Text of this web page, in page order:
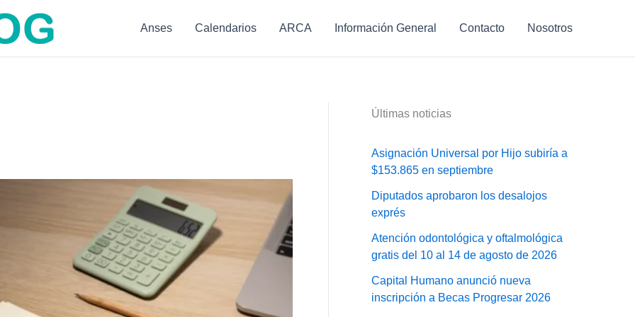
Anses Calendarios ARCA Información General Contacto Nosotros
Últimas noticias
Asignación Universal por Hijo subiría a
$153.865 en septiembre
Diputados aprobaron los desalojos
exprés
Atención odontológica y oftalmológica
gratis del 10 al 14 de agosto de 2026
Capital Humano anunció nueva
inscripción a Becas Progresar 2026